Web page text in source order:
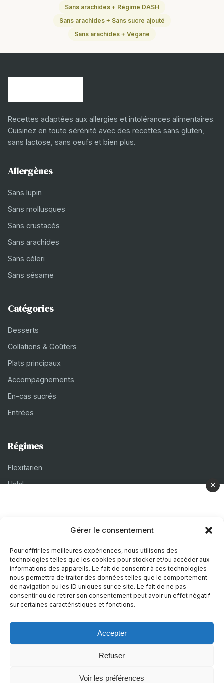
Gérer le consentement
Pour offrir les meilleures expériences, nous utilisons des
technologies telles que les cookies pour stocker et/ou accéder aux
informations des appareils. Le fait de consentir à ces technologies
nous permettra de traiter des données telles que le comportement
de navigation ou les ID uniques sur ce site. Le fait de ne pas
consentir ou de retirer son consentement peut avoir un effet négatif
sur certaines caractéristiques et fonctions.
Accepter
Refuser
Voir les préférences
Sans arachides + Régime DASH
Sans arachides + Sans sucre ajouté
Sans arachides + Végane
Recettes adaptées aux allergies et intolérances alimentaires.
Cuisinez en toute sérénité avec des recettes sans gluten,
sans lactose, sans oeufs et bien plus.
Allergènes
Sans lupin
Sans mollusques
Sans crustacés
Sans arachides
Sans céleri
Sans sésame
Catégories
Desserts
Collations & Goûters
Plats principaux
Accompagnements
En-cas sucrés
Entrées
Régimes
Flexitarien
Halal
À propos
Mentions légales
Politique de confidentialité
Politique de cookies
×